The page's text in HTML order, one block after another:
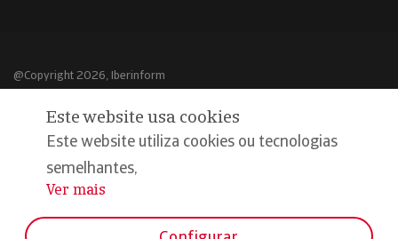
@Copyright 2026, Iberinform
Aviso legal
Política de cookies
Declaração de privacidade
Este website usa cookies
Este website utiliza cookies ou tecnologias
semelhantes,
...
Ver mais